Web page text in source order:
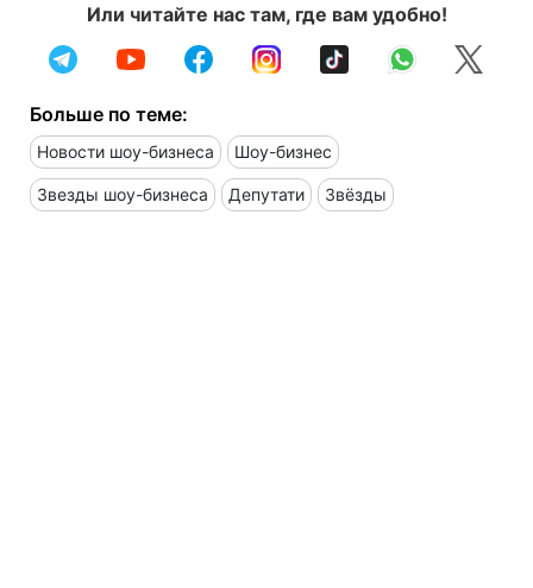
Или читайте нас там, где вам удобно!
Больше по теме:
Новости шоу-бизнеса Шоу-бизнес
Звезды шоу-бизнеса Депутати Звёзды